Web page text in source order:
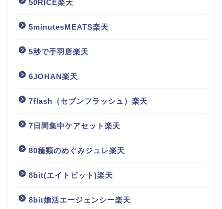
50RICE楽天
5minutesMEATS楽天
5秒で手羽唐楽天
6JOHAN楽天
7flash（セブンフラッシュ）楽天
7日間集中ケアセット楽天
80種類のめぐみジュレ楽天
8bit(エイトビット)楽天
8bit婚活エージェンシー楽天